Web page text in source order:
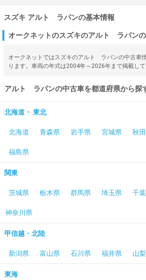
スズキ アルト ラパンの基本情報
オークネットのスズキのアルト ラパン
オークネットではスズキのアルト ラパンの中古車
ります。車両の年式は2004年～2026年まで掲載し
アルト ラパンの中古車を都道府県から探
北海道 ・ 東北
北海道 青森県 岩手県 宮城県 秋
福島県
関東
茨城県 栃木県 群馬県 埼玉県 千
神奈川県
甲信越・北陸
新潟県 富山県 石川県 福井県 山
東海